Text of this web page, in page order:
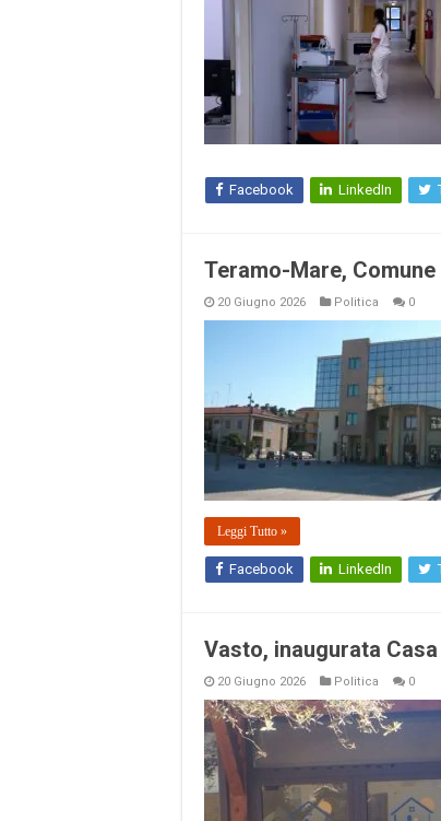
Facebook LinkedIn
Teramo-Mare,
20 Giugno 2026 Politica 0
Leggi Tutto »
Facebook LinkedIn
Vasto, inaugurata
20 Giugno 2026 Politica 0